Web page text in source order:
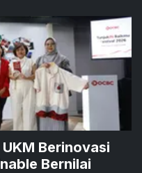
UKM Berinovasi
Bernilai